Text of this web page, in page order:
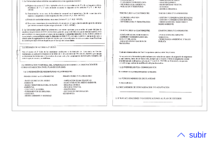
subir